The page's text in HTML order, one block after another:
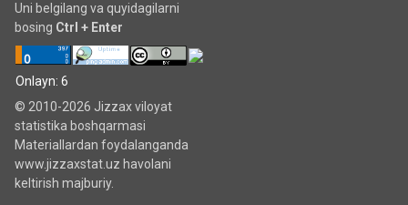
Uni belgilang va quyidagilarni
bosing Ctrl + Enter
Onlayn: 6
© 2010-2026 Jizzax viloyat
statistika boshqarmasi
Materiallardan foydalanganda
www.jizzaxstat.uz havolani
keltirish majburiy.